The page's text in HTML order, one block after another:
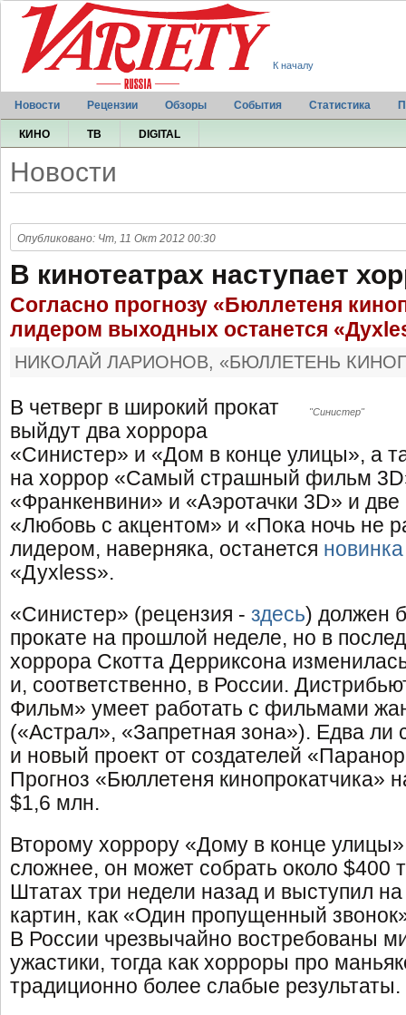
К началу
Новости Рецензии Обзоры События Статистика
КИНО ТВ DIGITAL
Новости
Опубликовано: Чт, 11 Окт 2012 00:30
В кинотеатрах наступает
Согласно прогнозу «Бюллетеня
лидером выходных останется
НИКОЛАЙ ЛАРИОНОВ, «БЮЛЛЕТЕНЬ
"Синистер"
В четверг в широкий прокат
выйдут два хоррора
«Синистер» и «Дом в конце улицы», а
на хоррор «Самый страшный фильм
«Франкенвини» и «Аэротачки 3D» и
«Любовь с акцентом» и «Пока ночь не
лидером, наверняка, останется
«Духless».
«Синистер» (рецензия - здесь) должен
прокате на прошлой неделе, но в
хоррора Скотта Дерриксона
и, соответственно, в России.
Фильм» умеет работать с фильмами
(«Астрал», «Запретная зона»). Едва ли
и новый проект от создателей
Прогноз «Бюллетеня кинопрокатчика»
$1,6 млн.
Второму хоррору «Дому в конце улицы»
сложнее, он может собрать около
Штатах три недели назад и выступил на
картин, как «Один пропущенный
В России чрезвычайно востребованы
ужастики, тогда как хорроры про
традиционно более слабые результаты.